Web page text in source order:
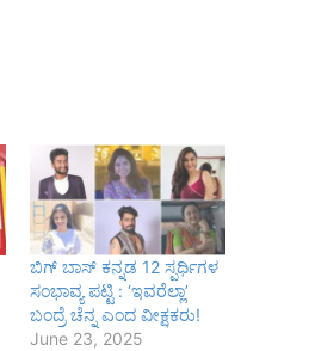
ಬಿಗ್ ಬಾಸ್ ಕನ್ನಡ 12 ಸ್ಪರ್ಧಿಗಳ
ಸಂಭಾವ್ಯ ಪಟ್ಟಿ : ‘ಇವರೆಲ್ಲಾ’
ಬಂದ್ರೆ ಚೆನ್ನ ಎಂದ ವೀಕ್ಷಕರು!
June 23, 2025